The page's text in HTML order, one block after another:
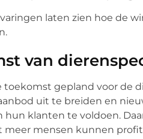
laten zien hoe de
van
toekomst gepland voor de
uit te breiden en
hun klanten te voldoen.
meer mensen kunnen